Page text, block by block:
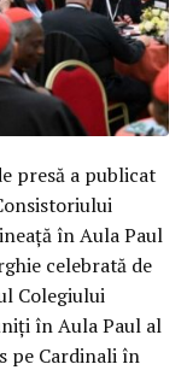
presă a publicat
în Aula Paul
celebrată de
Colegiului
în Aula Paul al
pe Cardinali în